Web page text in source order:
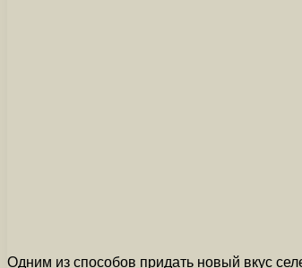
Одним из способов придать новый вкус